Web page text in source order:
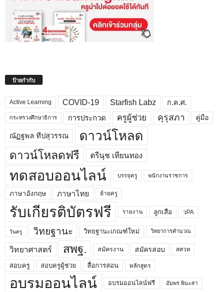
ป้ายกำกับ
Active Learning COVID-19 Starfish Labz ก.ค.ศ.
กระทรวงศึกษาธิการ การประกวด ครูผู้ช่วย คุรุสภา คู่มือ
ณัฏฐพล ทีปสุวรรณ ดาวน์โหลด
ดาวน์โหลดฟรี ตรีนุช เทียนทอง
ทดสอบออนไลน์ บรรจุครู พนักงานราชการ
ภาษาอังกฤษ ภาษาไทย ย้ายครู
รับเกียรติบัตรฟรี รายงาน ลูกเสือ วPA
วันครู วิทยฐานะ วิทยฐานะเกณฑ์ใหม่ วิทยาการคำนวณ
วิทยาศาสตร์ สพฐ. สมัครงาน สมัครสอบ สสวท
สอบครู สอบครูผู้ช่วย สื่อการสอน หลักสูตร
อบรมออนไลน์ อบรมออนไลน์ฟรี อัมพร พินะสา